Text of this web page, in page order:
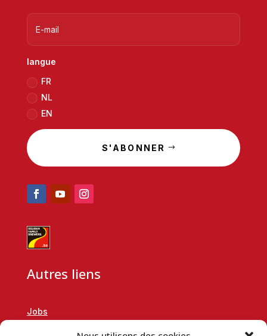
langue
FR
NL
EN
S'ABONNER
Autres liens
Jobs